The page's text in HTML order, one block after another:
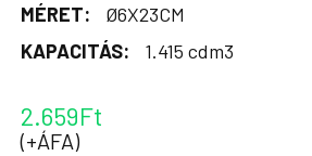
MÉRET:
Ø6X23CM
KAPACITÁS:
1.415 cdm3
2.659Ft
(+ÁFA)